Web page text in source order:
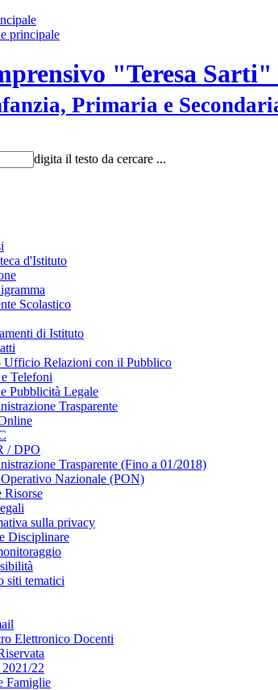
principale
"Teresa
Primaria e
digita il testo da cercare ...
d'Istituto
Scolastico
di Istituto
Ufficio Relazioni con il Pubblico
Telefoni
Pubblicità Legale
Trasparente
/ DPO
Trasparente (Fino a 01/2018)
Nazionale (PON)
Risorse
sulla privacy
Disciplinare
siti tematici
Elettronico Docenti
22
Famiglie